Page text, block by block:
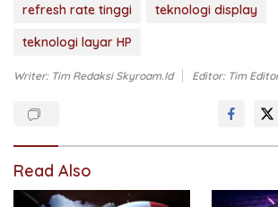
refresh rate tinggi
teknologi display
teknologi layar HP
Writer: Tim Redaksi Skyroam.id Editor: Tim
Read Also